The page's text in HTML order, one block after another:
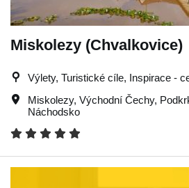
Miskolezy (Chvalkovice)
Výlety, Turistické cíle, Inspirace -
Miskolezy, Východní Čechy,
Náchodsko